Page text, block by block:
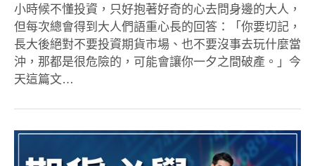
小時候不懂投資，只好抱著好奇的心去問身邊的大人，
但每次總會得到大人們語重心長的回答：「你要切記，
長大後絕對不要投資期貨市場、也不要沒事去玩什麼當
沖，那都是很危險的，可能會讓你一夕之間破產。」今
天這篇文…